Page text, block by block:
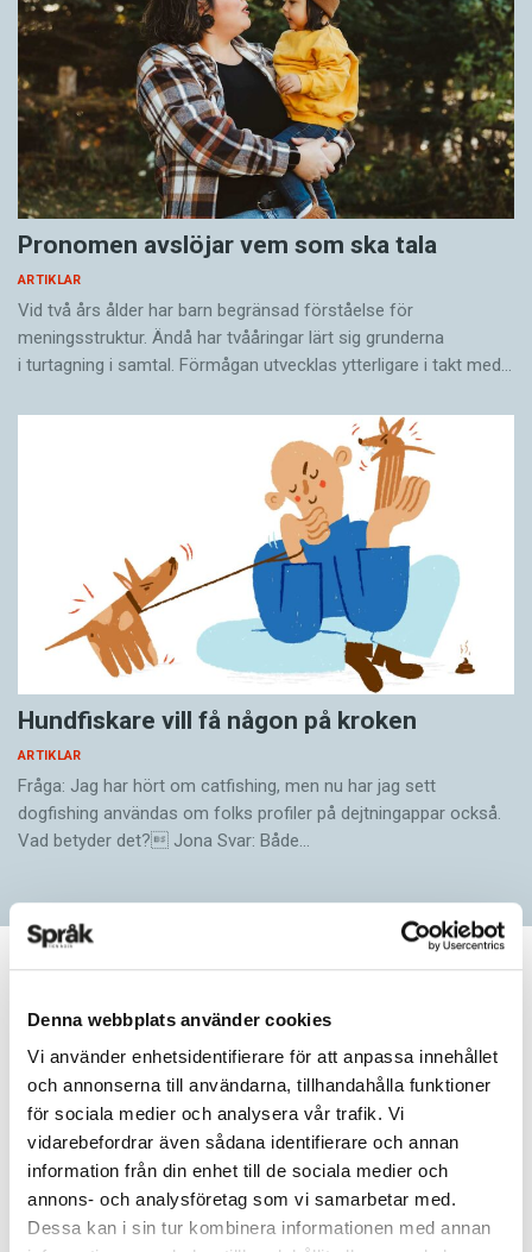
Denna webbplats använder cookies
Vi använder enhetsidentifierare för att anpassa innehållet
och annonserna till användarna, tillhandahålla funktioner
för sociala medier och analysera vår trafik. Vi
vidarebefordrar även sådana identifierare och annan
information från din enhet till de sociala medier och
annons- och analysföretag som vi samarbetar med.
Dessa kan i sin tur kombinera informationen med annan
Pronomen avslöjar vem som ska tala
ARTIKLAR
Vid två års ålder har barn begränsad förståelse för
meningsstruktur. Ändå har tvååringar lärt sig grunderna
i turtagning i samtal. Förmågan utvecklas ytterligare i takt med…
Hundfiskare vill få någon på kroken
ARTIKLAR
Fråga: Jag har hört om catfishing, men nu har jag sett
dogfishing användas om folks profiler på dejtningappar också.
Vad betyder det? Jona Svar: Både…
Här är vinnaren i 2023
års
felstavningskalender
Här är lösningen på 2023 års